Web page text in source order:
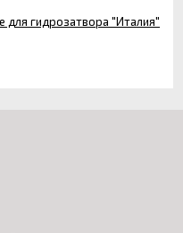
для гидрозатвора "Италия"